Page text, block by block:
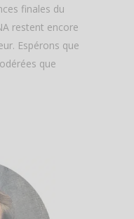
finales du
restent encore
Espérons que
que